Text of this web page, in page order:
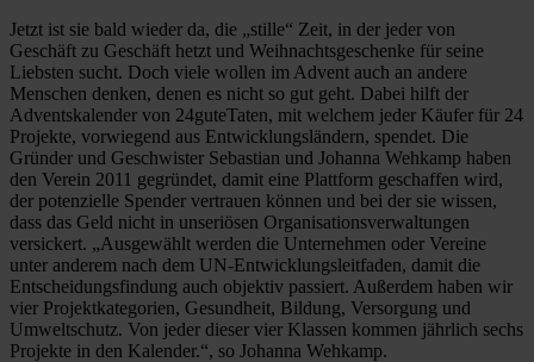
Jetzt ist sie bald wieder da, die „stille“ Zeit, in der jeder von
Geschäft zu Geschäft hetzt und Weihnachtsgeschenke für seine
Liebsten sucht. Doch viele wollen im Advent auch an andere
Menschen denken, denen es nicht so gut geht. Dabei hilft der
Adventskalender von 24guteTaten, mit welchem jeder Käufer für 24
Projekte, vorwiegend aus Entwicklungsländern, spendet. Die
Gründer und Geschwister Sebastian und Johanna Wehkamp haben
den Verein 2011 gegründet, damit eine Plattform geschaffen wird,
der potenzielle Spender vertrauen können und bei der sie wissen,
dass das Geld nicht in unseriösen Organisationsverwaltungen
versickert. „Ausgewählt werden die Unternehmen oder Vereine
unter anderem nach dem UN-Entwicklungsleitfaden, damit die
Entscheidungsfindung auch objektiv passiert. Außerdem haben wir
vier Projektkategorien, Gesundheit, Bildung, Versorgung und
Umweltschutz. Von jeder dieser vier Klassen kommen jährlich sechs
Projekte in den Kalender.“, so Johanna Wehkamp.